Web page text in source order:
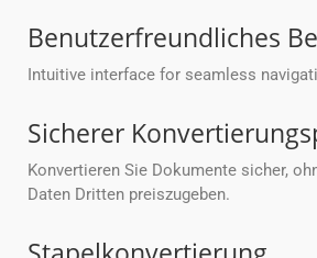
Benutzerfreundliches
Intuitive interface for seamless
Sicherer
Konvertieren Sie Dokumente sicher,
Daten Dritten preiszugeben.